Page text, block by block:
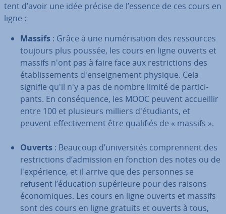
tent d’avoir une idée précise de l’essence de ces cours en
ligne :
Massifs : Grâce à une nu­mé­ri­sa­tion des res­sources
toujours plus poussée, les cours en ligne ouverts et
massifs n'ont pas à faire face aux res­tric­tions des
éta­blis­se­ments d'en­seig­ne­ment physique. Cela
signifie qu'il n'y a pas de nombre limité de par­ti­ci­
pants. En con­sé­quence, les MOOC peuvent ac­cueil­lir
entre 100 et plusieurs milliers d'étu­diants, et
peuvent ef­fec­ti­ve­ment être qualifiés de « massifs ».
Ouverts : Beaucoup d’uni­ver­si­tés com­pren­nent des
res­tric­tions d’admission en fonction des notes ou de
l'ex­pé­rience, et il arrive que des personnes se
refusent l’éducation su­pé­rieure pour des raisons
éco­no­miques. Les cours en ligne ouverts et massifs
sont des cours en ligne gratuits et ouverts à tous,